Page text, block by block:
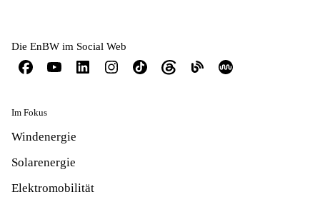
Die EnBW im Social Web
Im Fokus
Windenergie
Solarenergie
Elektromobilität